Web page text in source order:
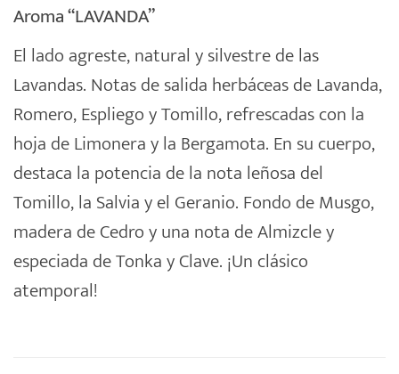
Aroma “LAVANDA”
El lado agreste, natural y silvestre de las
Lavandas. Notas de salida herbáceas de Lavanda,
Romero, Espliego y Tomillo, refrescadas con la
hoja de Limonera y la Bergamota. En su cuerpo,
destaca la potencia de la nota leñosa del
Tomillo, la Salvia y el Geranio. Fondo de Musgo,
madera de Cedro y una nota de Almizcle y
especiada de Tonka y Clave. ¡Un clásico
atemporal!